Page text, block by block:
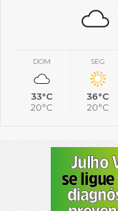
DOM
33°C
20°C
SEG
36°C
20°C